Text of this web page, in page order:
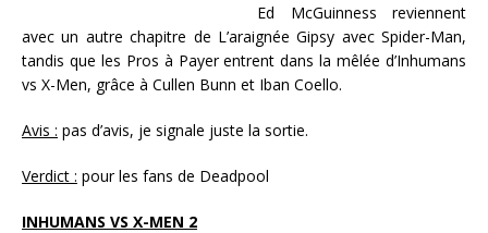
Ed McGuinness reviennent
avec un autre chapitre de L’araignée Gipsy avec Spider-Man,
tandis que les Pros à Payer entrent dans la mêlée d’Inhumans
vs X-Men, grâce à Cullen Bunn et Iban Coello.
Avis : pas d’avis, je signale juste la sortie.
Verdict : pour les fans de Deadpool
INHUMANS VS X-MEN 2